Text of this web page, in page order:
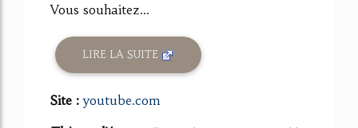
Vous souhaitez...
LIRE LA SUITE
Site :youtube.com